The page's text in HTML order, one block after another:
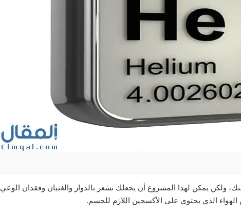
ولكن يمكن لهذا المشروع أن يجعلك تشعر بالدوار والغثيان وفقدان الوعي
الهواء الذي يحتوي على الأكسجين اللازم للجسم.